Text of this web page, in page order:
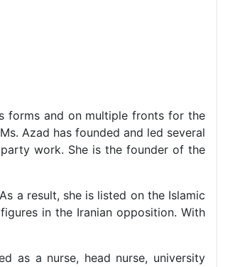
forms and on multiple fronts for the
Azad has founded and led several
work. She is the founder of the
a result, she is listed on the Islamic
in the Iranian opposition. With
as a nurse, head nurse, university